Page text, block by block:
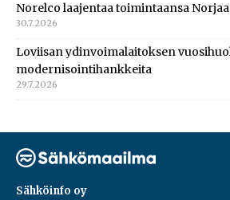
Norelco laajentaa toimintaansa
30.7.2026
Loviisan ydinvoimalaitoksen
modernisointihankkeita
29.7.2026
Sähköinfo oy